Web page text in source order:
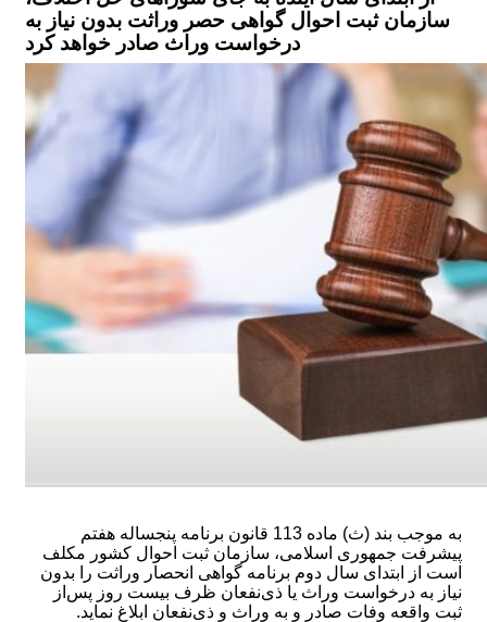
سازمان ثبت احوال گواهی حصر وراثت بدون نیاز به
درخواست وراث صادر خواهد کرد
به موجب بند (ث) ماده 113 قانون برنامه پنجساله هفتم
پیشرفت جمهوری اسلامی، سازمان ثبت احوال کشور مکلف
است از ابتدای سال دوم برنامه گواهی انحصار وراثت را بدون
نیاز به درخواست وراث یا ذی‌نفعان ظرف بیست روز پس‌از
ثبت واقعه وفات صادر و به وراث و ذی‌نفعان ابلاغ نماید.